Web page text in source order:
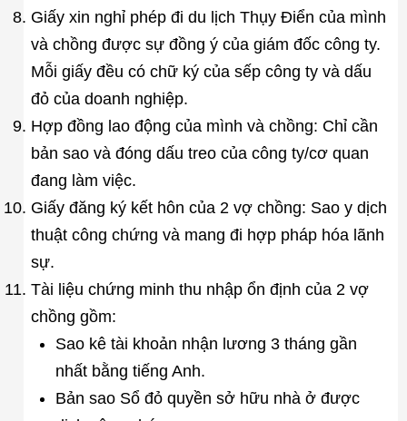
Giấy xin nghỉ phép đi du lịch Thụy Điển của mình
và chồng được sự đồng ý của giám đốc công ty.
Mỗi giấy đều có chữ ký của sếp công ty và dấu
đỏ của doanh nghiệp.
Hợp đồng lao động của mình và chồng: Chỉ cần
bản sao và đóng dấu treo của công ty/cơ quan
đang làm việc.
Giấy đăng ký kết hôn của 2 vợ chồng: Sao y dịch
thuật công chứng và mang đi hợp pháp hóa lãnh
sự.
Tài liệu chứng minh thu nhập ổn định của 2 vợ
chồng gồm:
Sao kê tài khoản nhận lương 3 tháng gần
nhất bằng tiếng Anh.
Bản sao Sổ đỏ quyền sở hữu nhà ở được